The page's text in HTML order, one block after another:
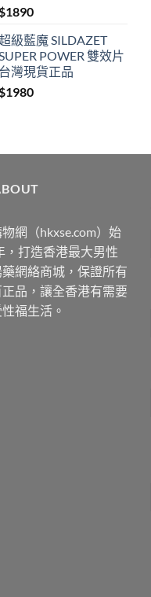
1890
級藍魔 SILDAZET
POWER 雙效片
台灣現貨正品
1980
網（hkxse.com）始
，打造香港最大男性
網絡商城，保證所有
品，讓全香港有需要
福生活。